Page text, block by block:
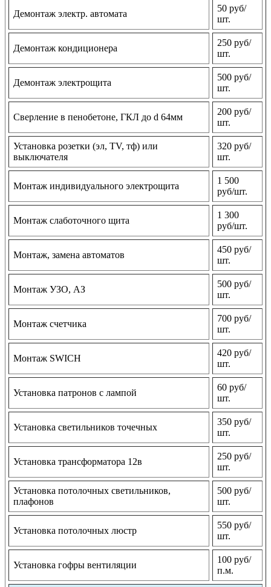
Демонтаж электр. автомата
50 руб/
шт.
Демонтаж кондиционера
250 руб/
шт.
Демонтаж электрощита
500 руб/
шт.
Сверление в пенобетоне, ГКЛ до d 64мм
200 руб/
шт.
Установка розетки (эл, TV, тф) или
выключателя
320 руб/
шт.
Монтаж индивидуального электрощита
1 500
руб/шт.
Монтаж слаботочного щита
1 300
руб/шт.
Монтаж, замена автоматов
450 руб/
шт.
Монтаж УЗО, АЗ
500 руб/
шт.
Монтаж счетчика
700 руб/
шт.
Монтаж SWICH
420 руб/
шт.
Установка патронов с лампой
60 руб/
шт.
Установка светильников точечных
350 руб/
шт.
Установка трансформатора 12в
250 руб/
шт.
Установка потолочных светильников,
плафонов
500 руб/
шт.
Установка потолочных люстр
550 руб/
шт.
Установка гофры вентиляции
100 руб/
п.м.